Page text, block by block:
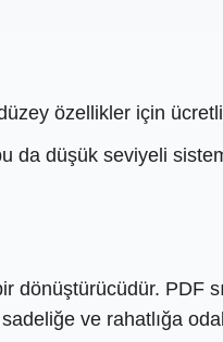
özellikler için
da düşük seviyeli
PDF
ve rahatlığa